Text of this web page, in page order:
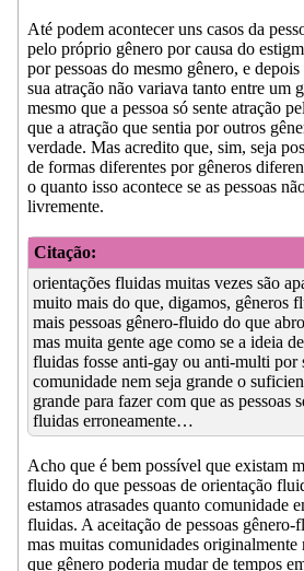
Até podem acontecer uns casos da
pelo próprio gênero por causa do
por pessoas do mesmo gênero, e
sua atração não variava tanto entre um
mesmo que a pessoa só sente atração
que a atração que sentia por outros
verdade. Mas acredito que, sim, seja
de formas diferentes por gêneros
o quanto isso acontece se as pessoas
livremente.
Citação:
orientações fluidas muitas vezes são
muito mais do que, digamos, gêneros
mais pessoas gênero-fluido do que
mas muita gente age como se a ideia
fluidas fosse anti-gay ou anti-multi por
comunidade nem seja grande o
grande para fazer com que as pessoas
fluidas erroneamente…
Acho que é bem possível que existam
fluido do que pessoas de orientação
estamos atrasades quanto comunidade
fluidas. A aceitação de pessoas gênero-
mas muitas comunidades originalmente
que gênero poderia mudar de tempos